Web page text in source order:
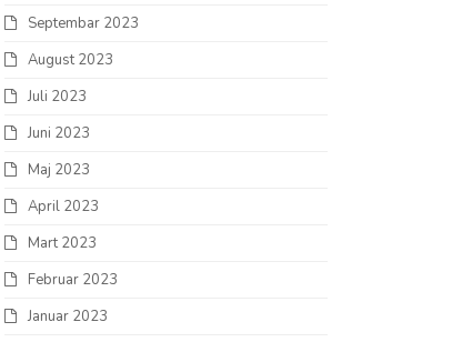
Septembar 2023
August 2023
Juli 2023
Juni 2023
Maj 2023
April 2023
Mart 2023
Februar 2023
Januar 2023